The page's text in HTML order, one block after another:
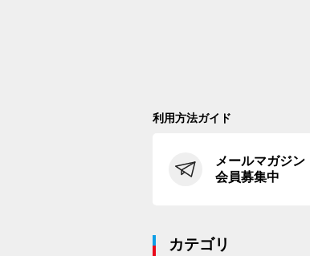
利用方法ガイド
メールマガジン
会員募集中
カテゴリ